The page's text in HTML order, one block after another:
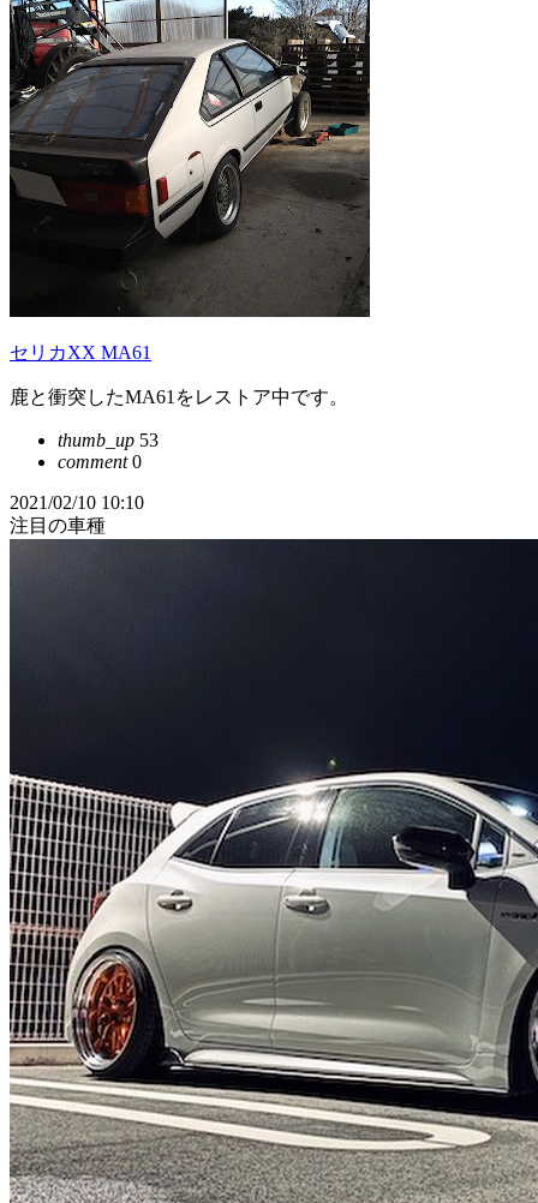
セリカXX MA61
鹿と衝突したMA61をレストア中です。
thumb_up 53
comment0
2021/02/10 10:10
注目の車種